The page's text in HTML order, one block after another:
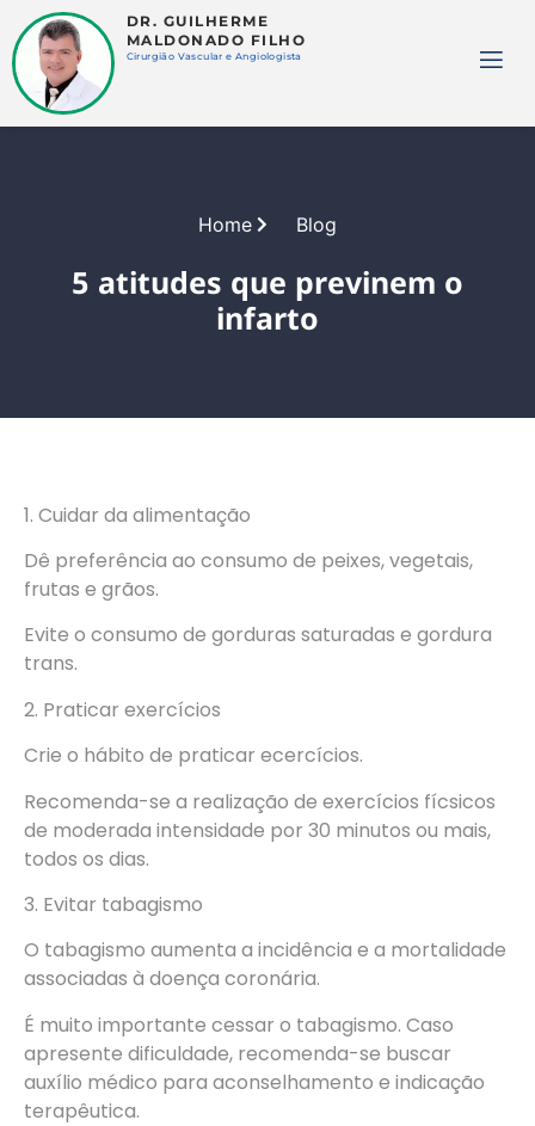
DR. GUILHERME
MALDONADO FILHO
Cirurgião Vascular e Angiologista
Home Blog
5 atitudes que previnem o
infarto
1. Cuidar da alimentação
Dê preferência ao consumo de peixes, vegetais,
frutas e grãos.
Evite o consumo de gorduras saturadas e gordura
trans.
2. Praticar exercícios
Crie o hábito de praticar ecercícios.
Recomenda-se a realização de exercícios fícsicos
de moderada intensidade por 30 minutos ou mais,
todos os dias.
3. Evitar tabagismo
O tabagismo aumenta a incidência e a mortalidade
associadas à doença coronária.
É muito importante cessar o tabagismo. Caso
apresente dificuldade, recomenda-se buscar
auxílio médico para aconselhamento e indicação
terapêutica.